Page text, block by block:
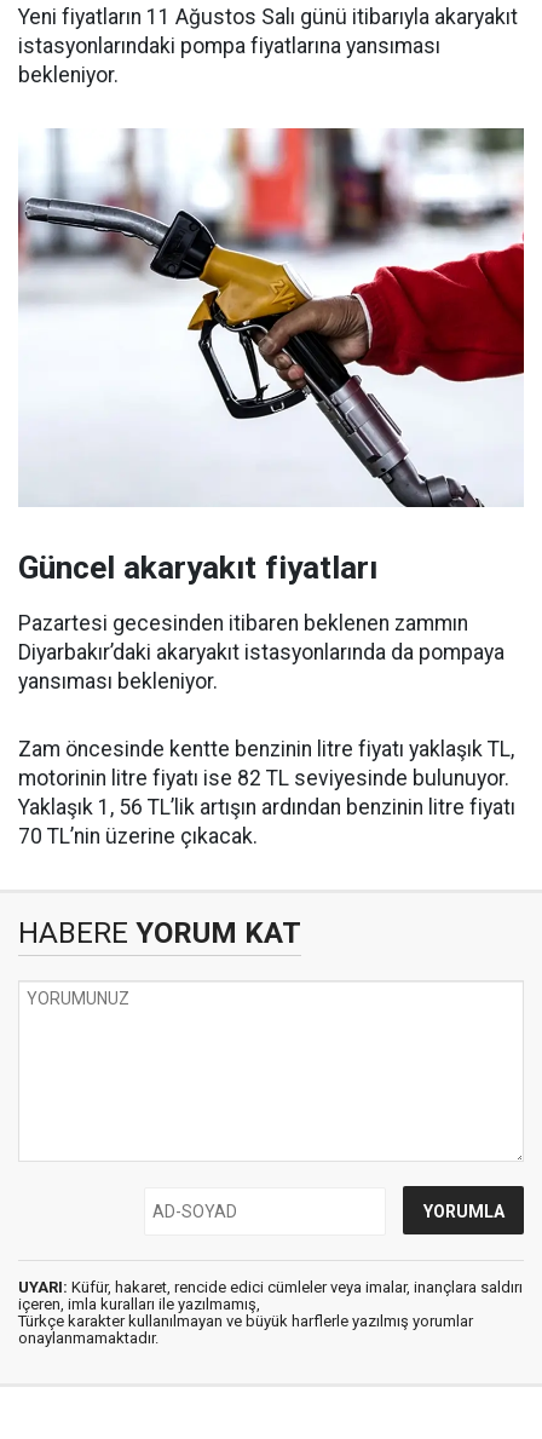
Yeni fiyatların 11 Ağustos Salı günü itibarıyla akaryakıt
istasyonlarındaki pompa fiyatlarına yansıması
bekleniyor.
Güncel akaryakıt fiyatları
Pazartesi gecesinden itibaren beklenen zammın
Diyarbakır’daki akaryakıt istasyonlarında da pompaya
yansıması bekleniyor.
Zam öncesinde kentte benzinin litre fiyatı yaklaşık TL,
motorinin litre fiyatı ise 82 TL seviyesinde bulunuyor.
Yaklaşık 1, 56 TL’lik artışın ardından benzinin litre fiyatı
70 TL’nin üzerine çıkacak.
HABERE YORUM KAT
UYARI: Küfür, hakaret, rencide edici cümleler veya imalar, inançlara saldırı
içeren, imla kuralları ile yazılmamış,
Türkçe karakter kullanılmayan ve büyük harflerle yazılmış yorumlar
onaylanmamaktadır.